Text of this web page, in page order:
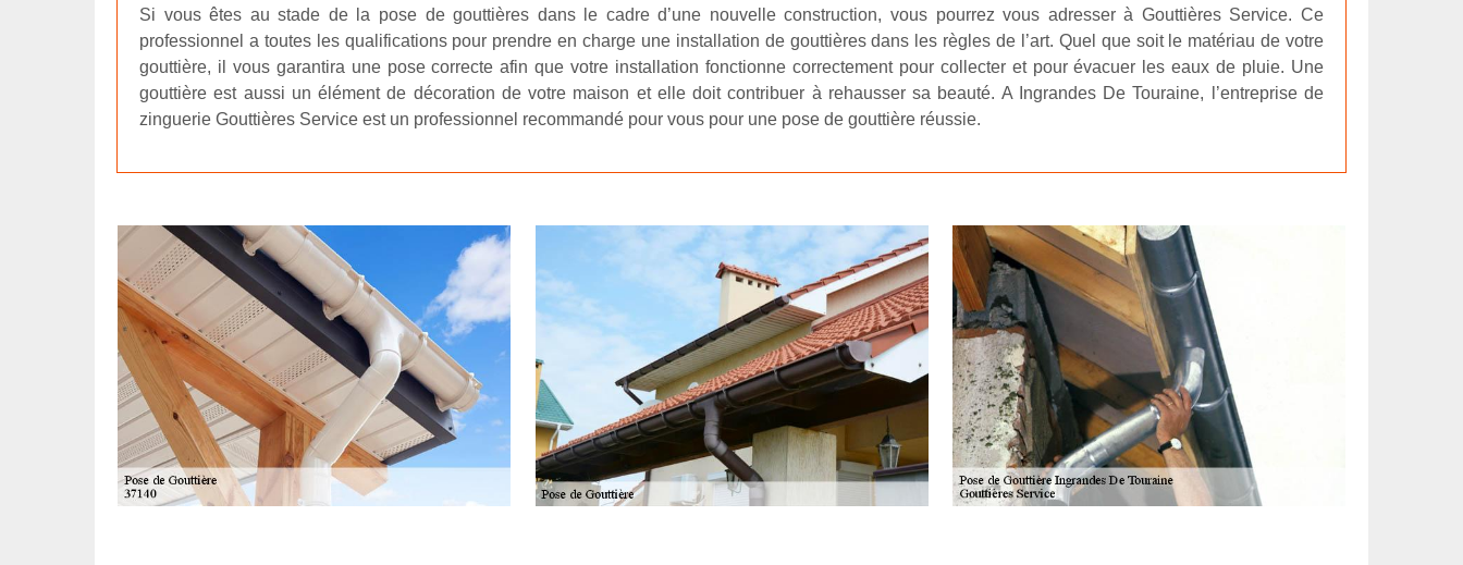
Si vous êtes au stade de la pose de gouttières dans le cadre d’une nouvelle construction, vous pourrez vous adresser à Gouttières Service. Ce
professionnel a toutes les qualifications pour prendre en charge une installation de gouttières dans les règles de l’art. Quel que soit le matériau de votre
gouttière, il vous garantira une pose correcte afin que votre installation fonctionne correctement pour collecter et pour évacuer les eaux de pluie. Une
gouttière est aussi un élément de décoration de votre maison et elle doit contribuer à rehausser sa beauté. A Ingrandes De Touraine, l’entreprise de
zinguerie Gouttières Service est un professionnel recommandé pour vous pour une pose de gouttière réussie.